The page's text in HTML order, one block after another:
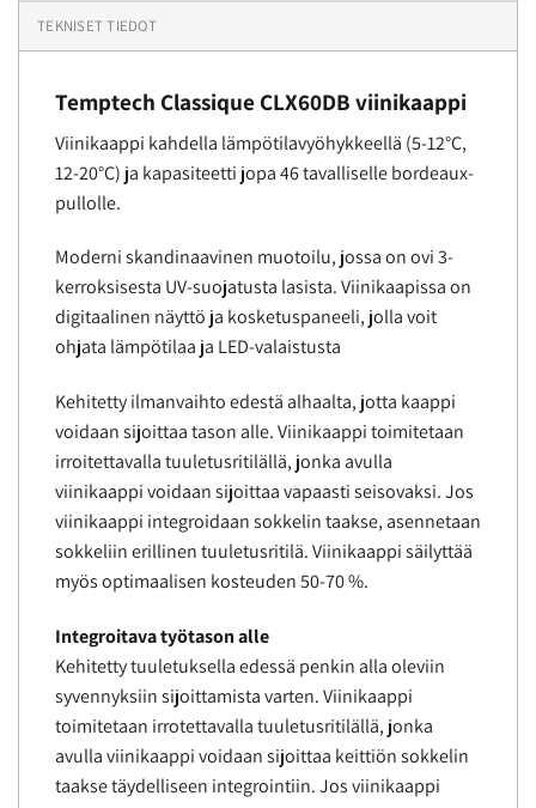
TEKNISET TIEDOT
Temptech Classique CLX60DB viinikaappi
Viinikaappi kahdella lämpötilavyöhykkeellä (5-12°C,
12-20°C) ja kapasiteetti jopa 46 tavalliselle bordeaux-
pullolle.
Moderni skandinaavinen muotoilu, jossa on ovi 3-
kerroksisesta UV-suojatusta lasista. Viinikaapissa on
digitaalinen näyttö ja kosketuspaneeli, jolla voit
ohjata lämpötilaa ja LED-valaistusta
Kehitetty ilmanvaihto edestä alhaalta, jotta kaappi
voidaan sijoittaa tason alle. Viinikaappi toimitetaan
irroitettavalla tuuletusritilällä, jonka avulla
viinikaappi voidaan sijoittaa vapaasti seisovaksi. Jos
viinikaappi integroidaan sokkelin taakse, asennetaan
sokkeliin erillinen tuuletusritilä. Viinikaappi säilyttää
myös optimaalisen kosteuden 50-70 %.
Integroitava työtason alle
Kehitetty tuuletuksella edessä penkin alla oleviin
syvennyksiin sijoittamista varten. Viinikaappi
toimitetaan irrotettavalla tuuletusritilällä, jonka
avulla viinikaappi voidaan sijoittaa keittiön sokkelin
taakse täydelliseen integrointiin. Jos viinikaappi